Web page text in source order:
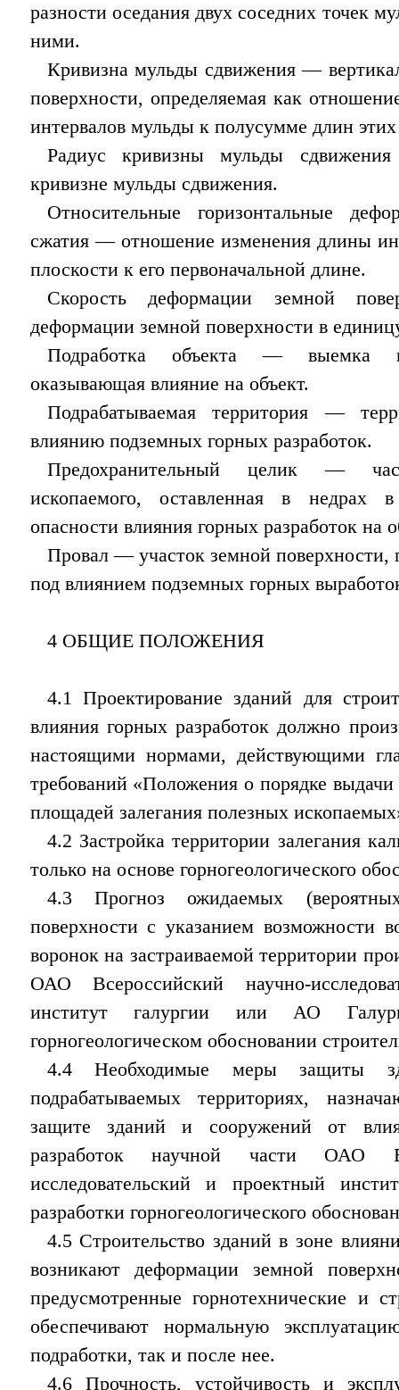
разности оседания двух соседних точек
ними.
Кривизна мульды сдвижения —
поверхности, определяемая как
интервалов мульды к полусумме длин этих
Радиус кривизны мульды
кривизне мульды сдвижения.
Относительные горизонтальные
сжатия — отношение изменения длины
плоскости к его первоначальной длине.
Скорость деформации земной
деформации земной поверхности в
Подработка объекта — выемка
оказывающая влияние на объект.
Подрабатываемая территория —
влиянию подземных горных разработок.
Предохранительный целик —
ископаемого, оставленная в недрах
опасности влияния горных разработок на
Провал — участок земной
под влиянием подземных горных
4 ОБЩИЕ ПОЛОЖЕНИЯ
4.1 Проектирование зданий для
влияния горных разработок должно
настоящими нормами, действующими
требований «Положения о порядке
площадей залегания полезных
4.2 Застройка территории залегания
только на основе горногеологического
4.3 Прогноз ожидаемых
поверхности с указанием возможности
воронок на застраиваемой территории
ОАО Всероссийский научно-
институт галургии или АО
горногеологическом обосновании
4.4 Необходимые меры защиты
подрабатываемых территориях,
защите зданий и сооружений от
разработок научной части ОАО
исследовательский и проектный
разработки горногеологического
4.5 Строительство зданий в зоне
возникают деформации земной
предусмотренные горнотехнические и
обеспечивают нормальную
подработки, так и после нее.
4.6 Прочность, устойчивость и